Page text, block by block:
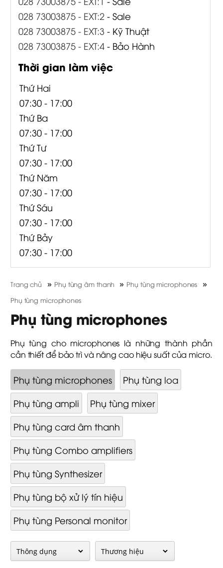
028 73003875 - EXT:2- Sale
028 73003875 - EXT:3 - Kỹ Thuật
028 73003875 - EXT:4- Bảo Hành
Thời gian làm việc
Thứ Hai
07:30 - 17:00
Thứ Ba
07:30 - 17:00
Thứ Tư
07:30 - 17:00
Thứ Năm
07:30 - 17:00
Thứ Sáu
07:30 - 17:00
Thứ Bảy
07:30 - 17:00
Trang chủ » Phụ tùng âm thanh » Phụ tùng microphones »
Phụ tùng microphones
Phụ tùng microphones
Phụ tùng cho microphones là những thành phần
cần thiết để bảo trì và nâng cao hiệu suất của micro.
Phụ tùng microphones
Phụ tùng loa
Phụ tùng ampli
Phụ tùng mixer
Phụ tùng card âm thanh
Phụ tùng Combo amplifiers
Phụ tùng Synthesizer
Phụ tùng bộ xử lý tín hiệu
Phụ tùng Personal monitor